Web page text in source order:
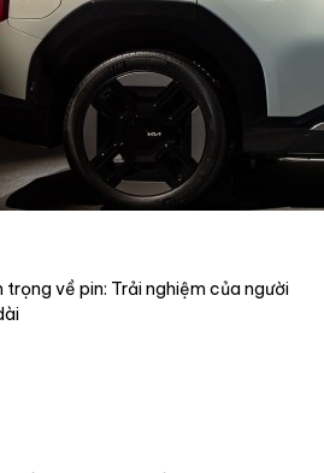
trọng về pin: Trải nghiệm của người